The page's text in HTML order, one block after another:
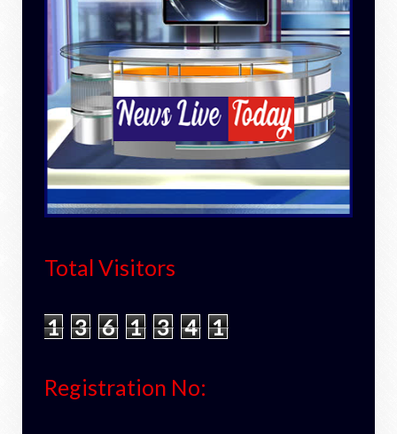
Total Visitors
1 3 6 1 3 4 1
Registration No: